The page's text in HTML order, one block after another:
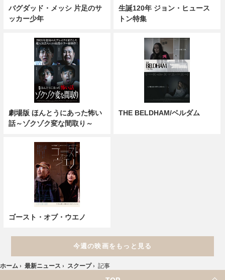
バグダッド・メッシ 片足のサ
ッカー少年
生誕120年 ジョン・ヒュース
トン特集
劇場版 ほんとうにあった怖い
話～ゾクゾク変な間取り～
THE BELDHAM/ベルダム
ゴースト・オブ・ウエノ
今週の映画をもっと見る
ホーム › 最新ニュース › スクープ › 記事